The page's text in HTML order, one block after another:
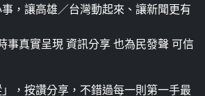
，讓高雄／台灣動起來、讓新聞更有
事真實呈現 資訊分享 也為民發聲 可信
，按讚分享，不錯過每一則第一手最